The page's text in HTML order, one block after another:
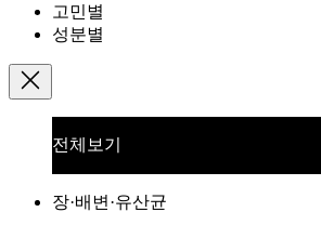
고민별
성분별
전체보기
장·배변·유산균